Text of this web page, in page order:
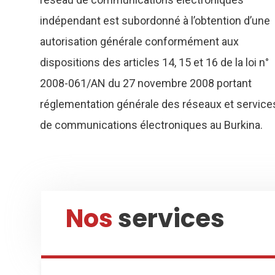
indépendant est subordonné à l’obtention d’une
autorisation générale conformément aux
dispositions des articles 14, 15 et 16 de la loi n°
2008-061/AN du 27 novembre 2008 portant
réglementation générale des réseaux et
de communications électroniques au Burkina.
Nosservices